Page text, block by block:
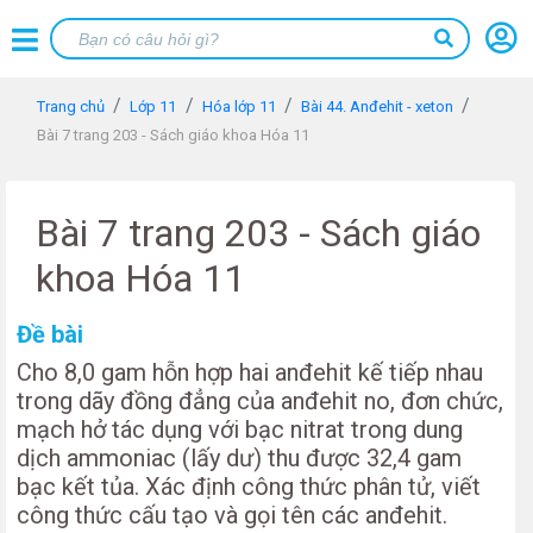
Trang chủ Lớp 11 Hóa lớp 11
Bài 44. Anđehit - xeton
Bài 7 trang 203 - Sách giáo khoa Hóa 11
Bài 7 trang 203 - Sách giáo
khoa Hóa 11
Đề bài
Cho 8,0 gam hỗn hợp hai anđehit kế tiếp nhau
trong dãy đồng đẳng của anđehit no, đơn chức,
mạch hở tác dụng với bạc nitrat trong dung
dịch ammoniac (lấy dư) thu được 32,4 gam
bạc kết tủa. Xác định công thức phân tử, viết
công thức cấu tạo và gọi tên các anđehit.